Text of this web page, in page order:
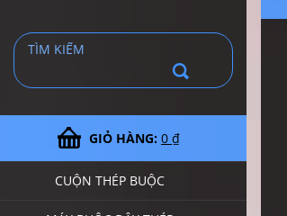
GIỎ HÀNG: 0 ₫
CUỘN THÉP BUỘC